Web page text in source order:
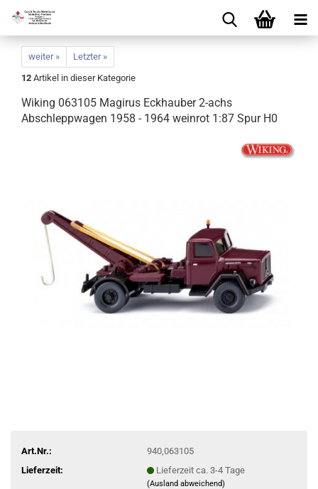
weiter »
Letzter »
12 Artikel in dieser Kategorie
Wiking 063105 Magirus Eckhauber 2-achs
Abschleppwagen 1958 - 1964 weinrot 1:87 Spur H0
Art.Nr.:
940,063105
Lieferzeit:
Lieferzeit ca. 3-4 Tage
(Ausland abweichend)